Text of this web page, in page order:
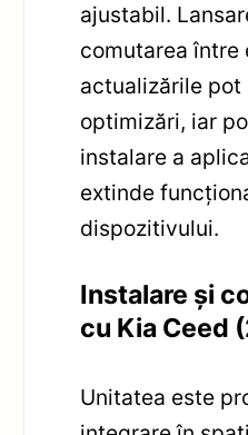
ajustabil.
comutarea între
actualizările pot
optimizări, iar
instalare a
extinde
dispozitivului.
Instalare și
cu Kia Ceed
Unitatea este